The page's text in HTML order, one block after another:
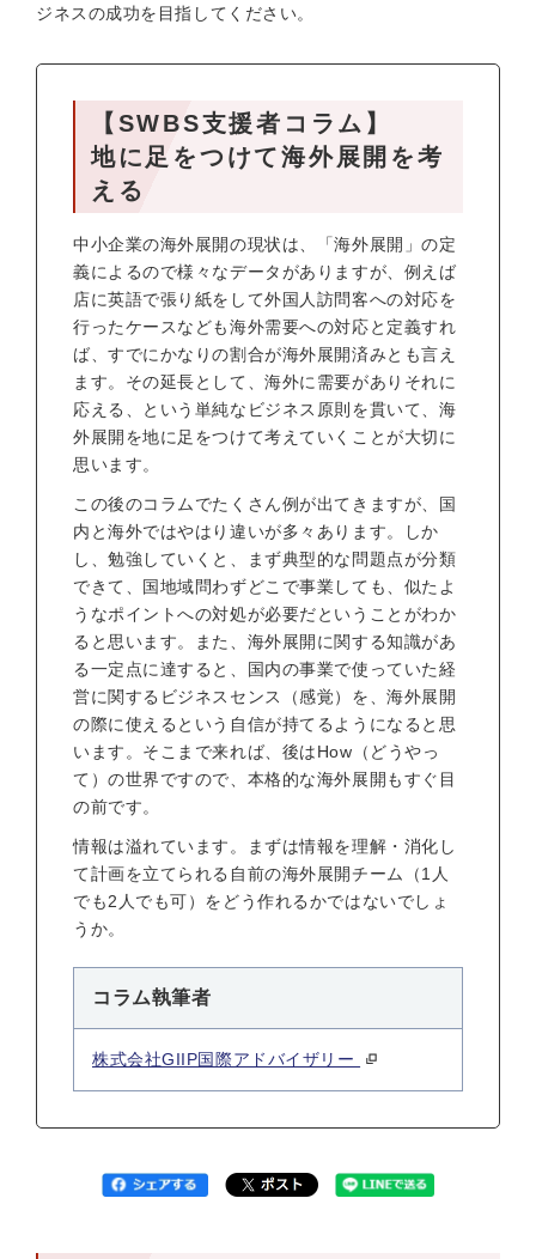
ジネスの成功を目指してください。
【SWBS支援者コラム】
地に足をつけて海外展開を考
える
中小企業の海外展開の現状は、「海外展開」の定
義によるので様々なデータがありますが、例えば
店に英語で張り紙をして外国人訪問客への対応を
行ったケースなども海外需要への対応と定義すれ
ば、すでにかなりの割合が海外展開済みとも言え
ます。その延長として、海外に需要がありそれに
応える、という単純なビジネス原則を貫いて、海
外展開を地に足をつけて考えていくことが大切に
思います。
この後のコラムでたくさん例が出てきますが、国
内と海外ではやはり違いが多々あります。しか
し、勉強していくと、まず典型的な問題点が分類
できて、国地域問わずどこで事業しても、似たよ
うなポイントへの対処が必要だということがわか
ると思います。また、海外展開に関する知識があ
る一定点に達すると、国内の事業で使っていた経
営に関するビジネスセンス（感覚）を、海外展開
の際に使えるという自信が持てるようになると思
います。そこまで来れば、後はHow（どうやっ
て）の世界ですので、本格的な海外展開もすぐ目
の前です。
情報は溢れています。まずは情報を理解・消化し
て計画を立てられる自前の海外展開チーム（1人
でも2人でも可）をどう作れるかではないでしょ
うか。
コラム執筆者
株式会社GIIP国際アドバイザリー